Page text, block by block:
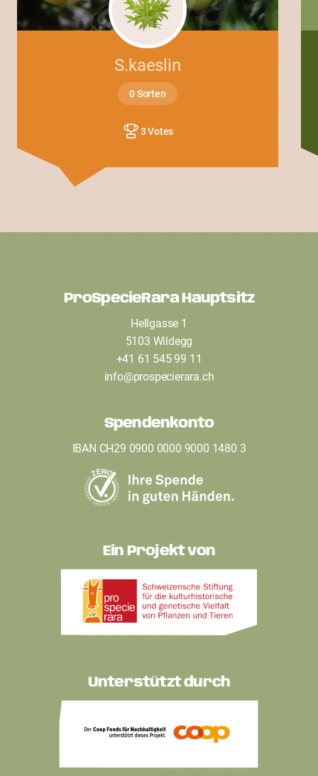
S.kaeslin
0 Sorten
3 Votes
ProSpecieRara Hauptsitz
Hellgasse 1
5103 Wildegg
+41 61 545 99 11
info@prospecierara.ch
Spendenkonto
IBAN CH29 0900 0000 9000 1480 3
Ein Projekt von
Unterstützt durch